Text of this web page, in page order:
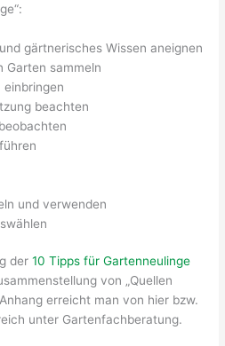
gärtnerisches Wissen aneignen
Garten sammeln
einbringen
beachten
und verwenden
der10 Tipps für Gartenneulinge
von „Quellen
erreicht man von hier bzw.
unter Gartenfachberatung.